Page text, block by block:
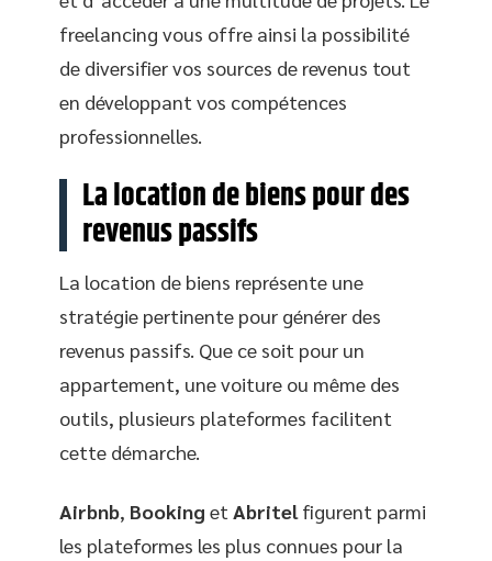
freelancing vous offre ainsi la possibilité
de diversifier vos sources de revenus tout
en développant vos compétences
professionnelles.
La location de biens pour des
revenus passifs
La location de biens représente une
stratégie pertinente pour générer des
revenus passifs. Que ce soit pour un
appartement, une voiture ou même des
outils, plusieurs plateformes facilitent
cette démarche.
Airbnb, Booking et Abritel figurent parmi
les plateformes les plus connues pour la